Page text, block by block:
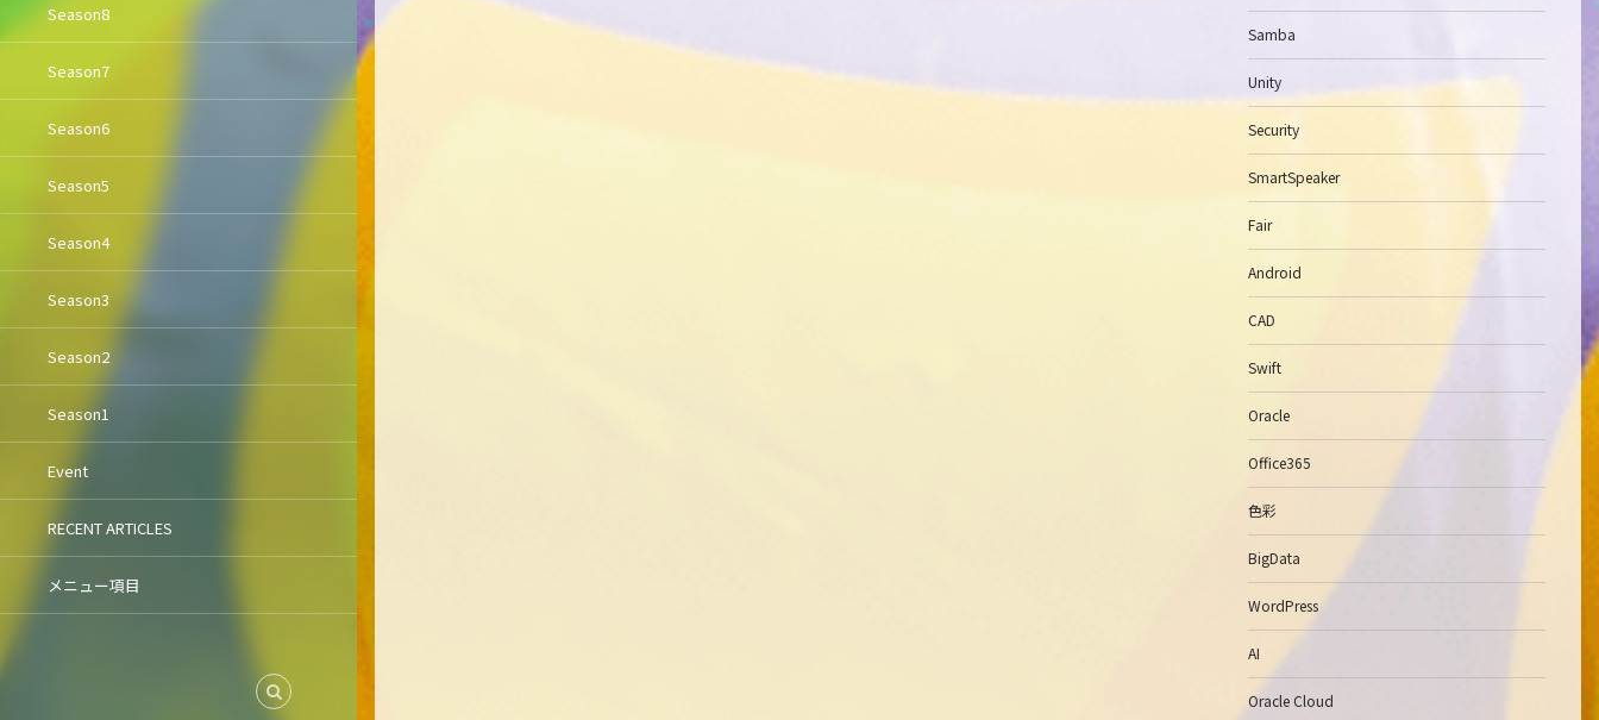
Season8
Season7
Season6
Season5
Season4
Season3
Season2
Season1
Event
RECENT ARTICLES
メニュー項目
Samba
Unity
Security
SmartSpeaker
Fair
Android
CAD
Swift
Oracle
Office365
色彩
BigData
WordPress
AI
Oracle Cloud